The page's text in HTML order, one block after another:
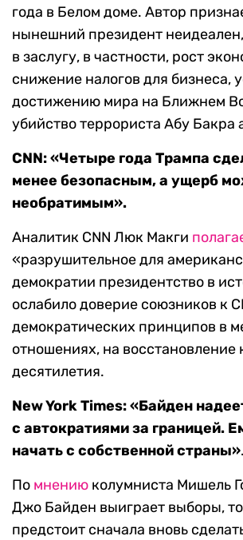
года в Белом доме. Автор
нынешний президент
в заслугу, в частности, рост
снижение налогов для бизнеса,
достижению мира на Ближнем
убийство террориста Абу Бакра
CNN: «Четыре года Трампа
менее безопасным, а ущерб
необратимым».
Аналитик CNN Люк Макги
«разрушительное для
демократии президентство в
ослабило доверие союзников к
демократических принципов в
отношениях, на восстановление
десятилетия.
New York Times:«Байден
с автократиями за границей.
начать с собственной страны».
По мнению колумниста Мишель
Джо Байден выиграет выборы,
предстоит сначала вновь